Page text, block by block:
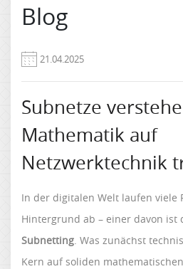
Blog
21.04.2025
Subnetze
Mathematik auf
Netzwerktechnik
In der digitalen Welt laufen viele
Hintergrund ab – einer davon ist
Subnetting. Was zunächst
Kern auf soliden